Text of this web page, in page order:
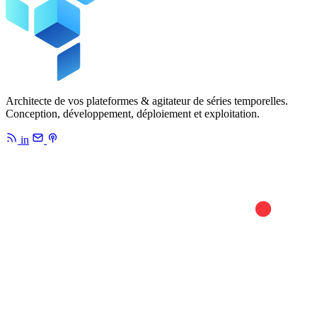
Architecte de vos plateformes & agitateur de séries temporelles.
Conception, développement, déploiement et exploitation.
in